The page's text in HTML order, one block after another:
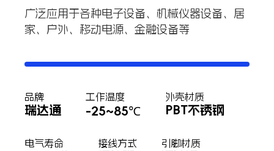
广泛应用于各种电子设备、机械仪器设备、居
家、户外、移动电源、金融设备等
品牌
瑞达通
工作温度
-25~85℃
外壳材质
PBT不锈钢
电气寿命 接线方式 引脚材质